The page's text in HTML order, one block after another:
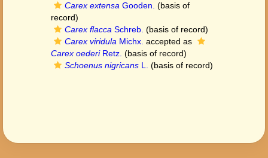
Carex extensa Gooden. (basis of
record)
Carex flacca Schreb. (basis of record)
Carex viridula Michx. accepted as
Carex oederiRetz. (basis of record)
Schoenus nigricans L. (basis of record)